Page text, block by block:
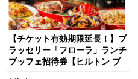
【チケット有効期限延長！】ブ
ラッセリー「フローラ」ランチ
ブッフェ招待券【ヒルトン ブ